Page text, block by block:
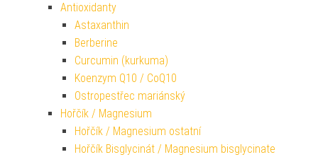
Antioxidanty
Astaxanthin
Berberine
Curcumin (kurkuma)
Koenzym Q10 / CoQ10
Ostropestřec mariánský
Hořčík / Magnesium
Hořčík / Magnesium ostatní
Hořčík Bisglycinát / Magnesium bisglycinate